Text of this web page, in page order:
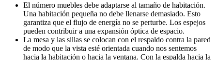
El número muebles debe adaptarse al tamaño de habitación.
Una habitación pequeña no debe llenarse demasiado. Esto
garantiza que el flujo de energía no se perturbe. Los espejos
pueden contribuir a una expansión óptica de espacio.
La mesa y las sillas se colocan con el respaldo contra la pared
de modo que la vista esté orientada cuando nos sentemos
hacia la habitación o hacia la ventana. Con la espalda hacia la